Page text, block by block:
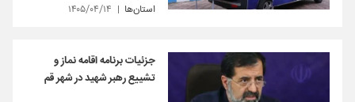
استان‌ها ۱۴۰۵/۰۴/۱۴
جزئیات برنامه اقامه نماز و
تشییع رهبر شهید در شهر قم